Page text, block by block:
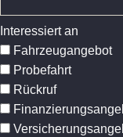
Interessiert an
Fahrzeugangebot
Probefahrt
Rückruf